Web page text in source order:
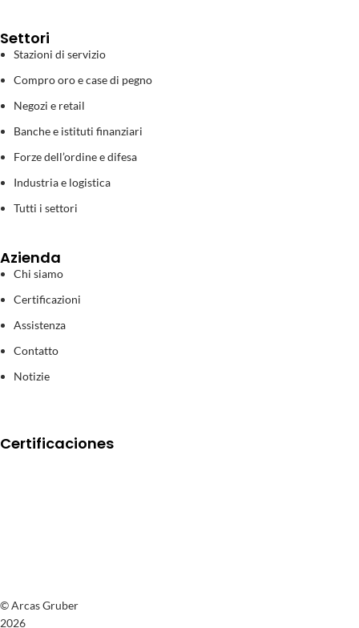
Settori
Stazioni di servizio
Compro oro e case di pegno
Negozi e retail
Banche e istituti finanziari
Forze dell’ordine e difesa
Industria e logistica
Tutti i settori
Azienda
Chi siamo
Certificazioni
Assistenza
Contatto
Notizie
Certificaciones
© Arcas Gruber
2026